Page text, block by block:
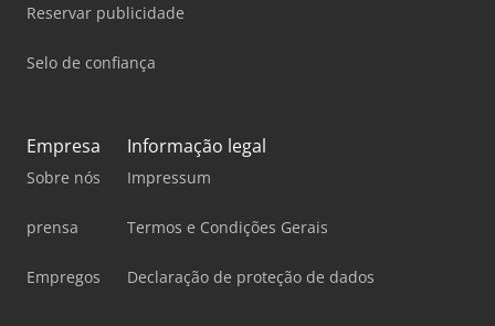
Reservar publicidade
Selo de confiança
Empresa
Sobre nós
prensa
Empregos
Informação legal
Impressum
Termos e Condições Gerais
Declaração de proteção de dados